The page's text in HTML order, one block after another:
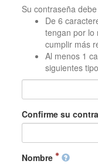
Su contraseña
De 6
tengan por lo
cumplir más
Al menos 1
siguientes
Confirme su
Nombre